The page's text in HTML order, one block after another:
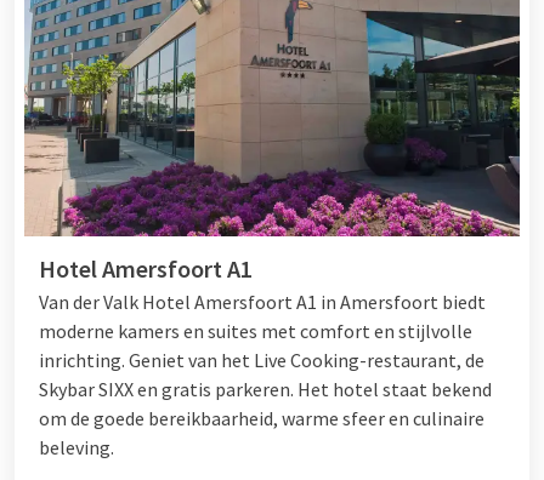
Wilt u een weekend weg met 12 personen boeken? Van der
Valk Hotels bieden verschillende arrangementen aan welke
perfect bij uw weekend weg kunnen passen. Denk bijvoorbeeld
aan een weekend weg met fietsverhuur of een arrangement in
combinatie met entree voor een attractiepark of dierentuin.
Benieuwd naar de mogelijkheden?
Hotel Amersfoort A1
Van der Valk Hotel Amersfoort A1 in Amersfoort biedt
moderne kamers en suites met comfort en stijlvolle
inrichting. Geniet van het Live Cooking-restaurant, de
Skybar SIXX en gratis parkeren. Het hotel staat bekend
om de goede bereikbaarheid, warme sfeer en culinaire
beleving.